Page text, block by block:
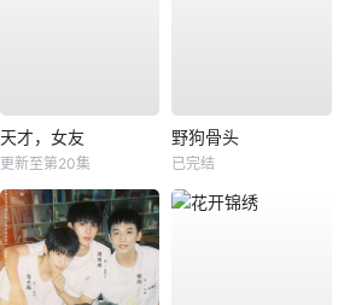
天才，女友
更新至第20集
野狗骨头
已完结